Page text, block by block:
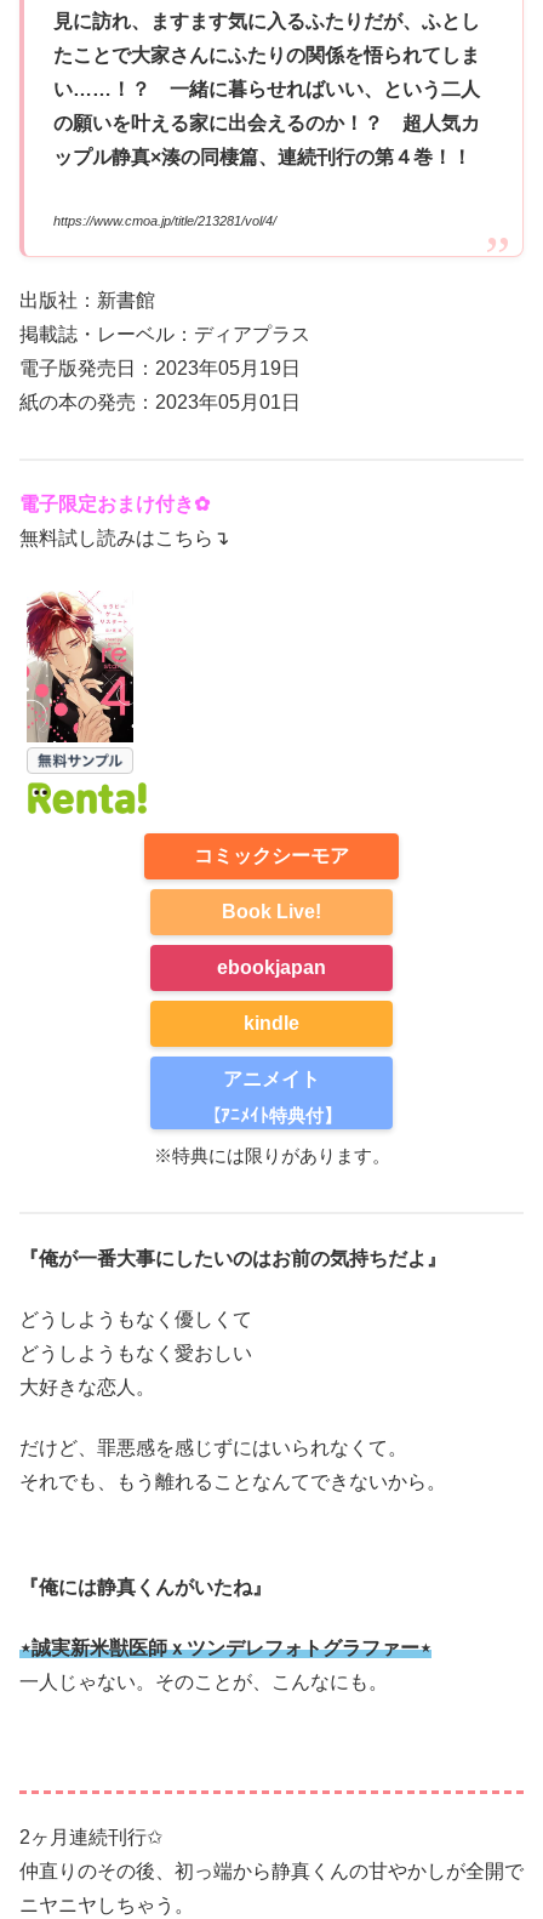
見に訪れ、ますます気に入るふたりだが、ふとし
たことで大家さんにふたりの関係を悟られてしま
い……！？ 一緒に暮らせればいい、という二人
の願いを叶える家に出会えるのか！？ 超人気カ
ップル静真×湊の同棲篇、連続刊行の第４巻！！
https://www.cmoa.jp/title/213281/vol/4/
出版社：新書館
掲載誌・レーベル：ディアプラス
電子版発売日：2023年05月19日
紙の本の発売：2023年05月01日
電子限定おまけ付き✿
無料試し読みはこちら↴
コミックシーモア
Book Live!
ebookjapan
kindle
アニメイト
【ｱﾆﾒｲﾄ特典付】
※特典には限りがあります。
『俺が一番大事にしたいのはお前の気持ちだよ』
どうしようもなく優しくて
どうしようもなく愛おしい
大好きな恋人。
だけど、罪悪感を感じずにはいられなくて。
それでも、もう離れることなんてできないから。
『俺には静真くんがいたね』
⋆誠実新米獣医師ｘツンデレフォトグラファー⋆
一人じゃない。そのことが、こんなにも。
2ヶ月連続刊行✩
仲直りのその後、初っ端から静真くんの甘やかしが全開で
ニヤニヤしちゃう。